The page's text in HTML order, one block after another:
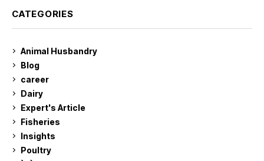
CATEGORIES
Animal Husbandry
Blog
career
Dairy
Expert's Article
Fisheries
Insights
Poultry